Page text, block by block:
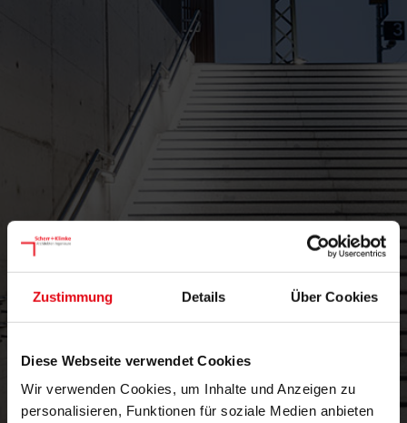
Zustimmung Details Über Cookies
Diese Webseite verwendet Cookies
Wir verwenden Cookies, um Inhalte und Anzeigen zu
personalisieren, Funktionen für soziale Medien anbieten